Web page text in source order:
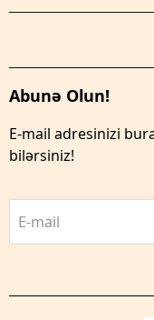
Abunə Olun!
E-mail adresinizi
bilərsiniz!
E-mail